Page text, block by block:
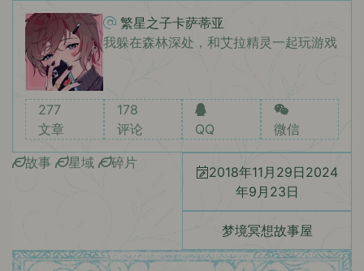
繁星之子卡萨蒂亚
我躲在森林深处，和艾拉精灵一起玩游戏
277
文章
178
评论
QQ 微信
故事 星域 碎片
2018年11月29日 2024
年9月23日
梦境冥想故事屋